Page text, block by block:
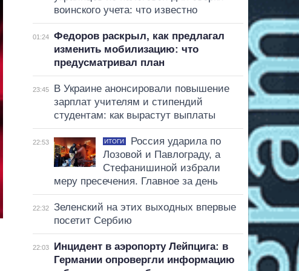
воинского учета: что известно
01:24
Федоров раскрыл, как предлагал
изменить мобилизацию: что
предусматривал план
23:45
В Украине анонсировали повышение
зарплат учителям и стипендий
студентам: как вырастут выплаты
22:53 ИТОГИ
Россия ударила по
Лозовой и Павлограду, а
Стефанишиной избрали
меру пресечения. Главное за день
22:32
Зеленский на этих выходных впервые
посетит Сербию
22:03
Инцидент в аэропорту Лейпцига: в
Германии опровергли информацию